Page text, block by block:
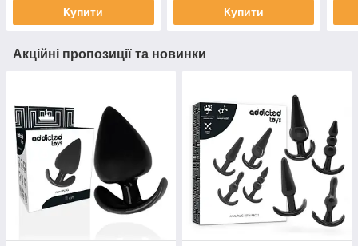
Купити Купити
Акційні пропозиції та новинки